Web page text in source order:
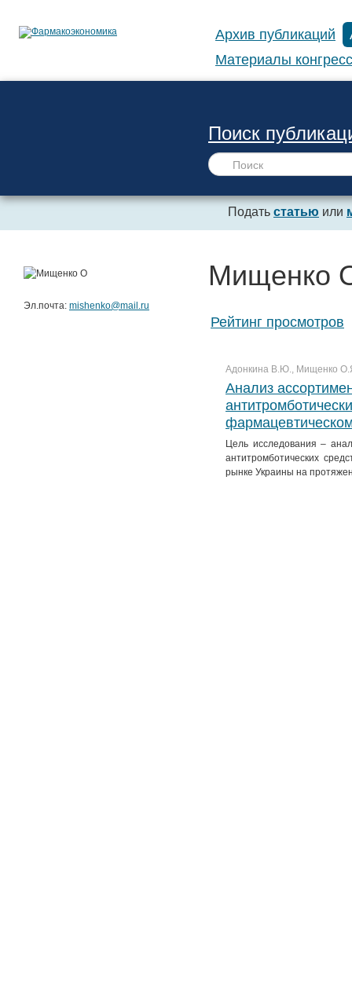
Архив публикаций
Материалы
Поиск
Подать статью или
Мищенко
Рейтинг просмотров
Адонкина В.Ю., Мищенко
Анализ
Цель исследования –
антитромботических
рынке Украины на
Эл.почта: mishenko@mail.ru